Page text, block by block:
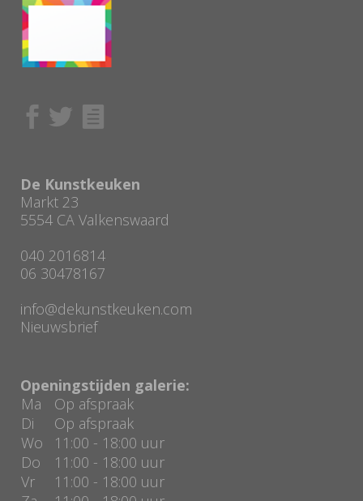
De Kunstkeuken
Markt 23
5554 CA Valkenswaard
040 2016814
06 30478167
info@dekunstkeuken.com
Nieuwsbrief
Openingstijden galerie:
Ma
Op afspraak
Di
Op afspraak
Wo
11:00 - 18:00 uur
Do
11:00 - 18:00 uur
Vr
11:00 - 18:00 uur